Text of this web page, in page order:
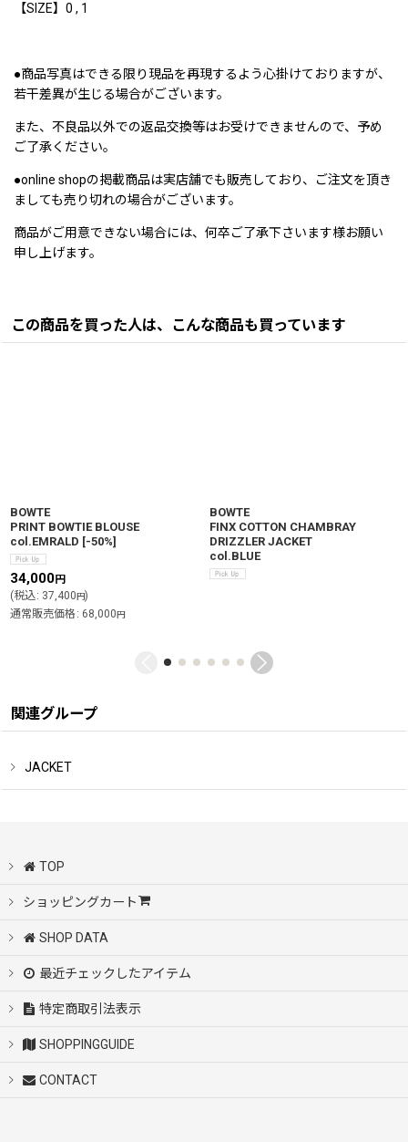
【SIZE】0 , 1
●商品写真はできる限り現品を再現するよう心掛けておりますが、
若干差異が生じる場合がございます。
また、不良品以外での返品交換等はお受けできませんので、予め
ご了承ください。
●online shopの掲載商品は実店舗でも販売しており、ご注文を頂き
ましても売り切れの場合がございます。
商品がご用意できない場合には、何卒ご了承下さいます様お願い
申し上げます。
この商品を買った人は、こんな商品も買っています
BOWTE
PRINT BOWTIE BLOUSE
col.EMRALD [-50%]
34,000円
(税込: 37,400円)
通常販売価格 : 68,000円
BOWTE
FINX COTTON CHAMBRAY
DRIZZLER JACKET
col.BLUE
関連グループ
JACKET
TOP
ショッピングカート
SHOP DATA
最近チェックしたアイテム
特定商取引法表示
SHOPPINGGUIDE
CONTACT